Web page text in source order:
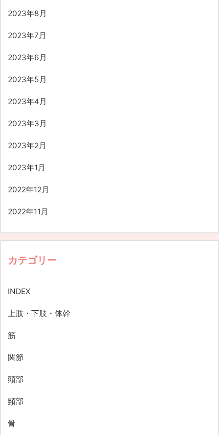
2023年8月
2023年7月
2023年6月
2023年5月
2023年4月
2023年3月
2023年2月
2023年1月
2022年12月
2022年11月
カテゴリー
INDEX
上肢・下肢・体幹
筋
関節
頭部
頸部
骨